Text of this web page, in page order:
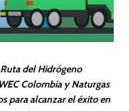
del Hidrógeno
Colombia y Naturgas
para alcanzar el éxito en